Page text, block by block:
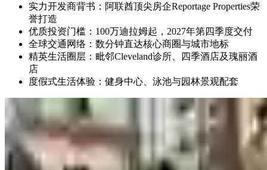
实力开发商背书：阿联酋顶尖房企Reportage Properties荣
誉打造
优质投资门槛：100万迪拉姆起，2027年第四季度交付
全球交通网络：数分钟直达核心商圈与城市地标
精英生活圈层：毗邻Cleveland诊所、四季酒店及瑰丽酒
店
度假式生活体验：健身中心、泳池与园林景观配套